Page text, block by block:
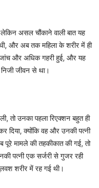
असल चौंकाने वाली बात यह
और अब तक महिला के शरीर में ही
और अधिक गहरी हुई, और यह
जीवन से था।
तो उनका पहला रिएक्शन बहुत ही
दिया, क्योंकि वह और उनकी पत्नी
मामले की तहकीकात की गई, तो
पत्नी एक सर्जरी से गुजर रही
शरीर में रह गई थी।